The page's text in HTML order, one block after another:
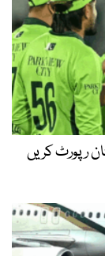
رپورٹ کریں